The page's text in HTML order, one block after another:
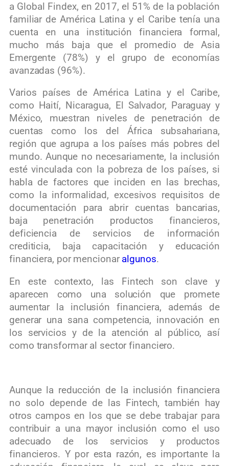
a Global Findex, en 2017, el 51% de la población
familiar de América Latina y el Caribe tenía una
cuenta en una institución financiera formal,
mucho más baja que el promedio de Asia
Emergente (78%) y el grupo de economías
avanzadas (96%).
Varios países de América Latina y el Caribe,
como Haití, Nicaragua, El Salvador, Paraguay y
México, muestran niveles de penetración de
cuentas como los del África subsahariana,
región que agrupa a los países más pobres del
mundo. Aunque no necesariamente, la inclusión
esté vinculada con la pobreza de los países, si
habla de factores que inciden en las brechas,
como la informalidad, excesivos requisitos de
documentación para abrir cuentas bancarias,
baja penetración productos financieros,
deficiencia de servicios de información
crediticia, baja capacitación y educación
financiera, por mencionar algunos.
En este contexto, las Fintech son clave y
aparecen como una solución que promete
aumentar la inclusión financiera, además de
generar una sana competencia, innovación en
los servicios y de la atención al público, así
como transformar al sector financiero.
Aunque la reducción de la inclusión financiera
no solo depende de las Fintech, también hay
otros campos en los que se debe trabajar para
contribuir a una mayor inclusión como el uso
adecuado de los servicios y productos
financieros. Y por esta razón, es importante la